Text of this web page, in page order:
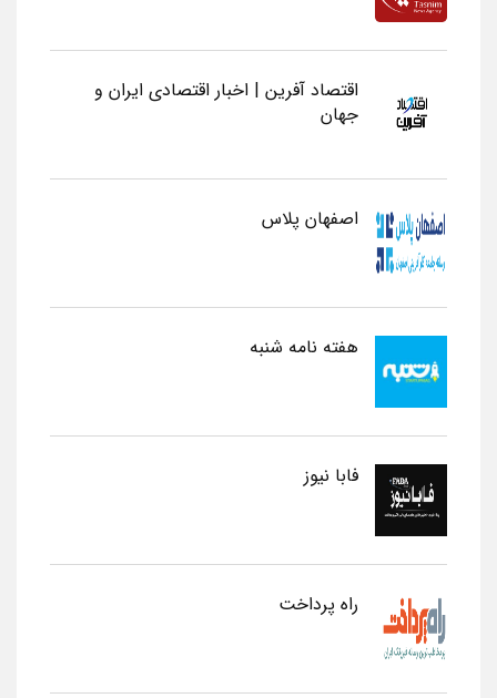
اقتصاد آفرین | اخبار اقتصادی ایران و
جهان
اصفهان پلاس
هفته نامه شنبه
فابا نیوز
راه پرداخت